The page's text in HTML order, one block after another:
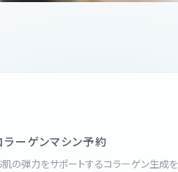
ラーゲンマシン予約
肌の弾力をサポートするコラーゲン生成